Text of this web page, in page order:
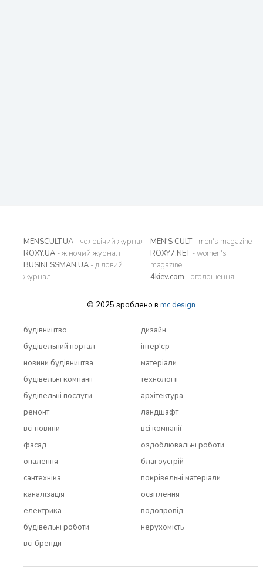
MENSCULT.UA - чоловічий журнал
ROXY.UA - жіночий журнал
BUSINESSMAN.UA - діловий
журнал
MEN'S CULT- men's magazine
ROXY7.NET- women's
magazine
4kiev.com - оголошення
© 2025 зроблено в mc design
будівництво
будівельний портал
новини будівництва
будівельні компанії
будівельні послуги
ремонт
всi новини
дизайн
інтер'єр
матеріали
технології
архітектура
ландшафт
всi компанії
фасад
опалення
сантехніка
каналізація
електрика
будівельні роботи
всi бренди
оздоблювальні роботи
благоустрій
покрівельні матеріали
освітлення
водопровід
нерухомість